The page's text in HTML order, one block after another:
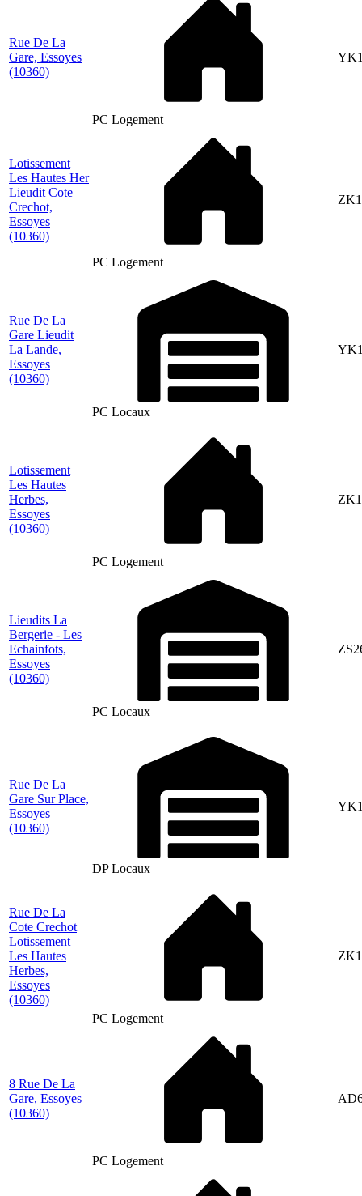
Rue De La
Gare, Essoyes
(10360)
PC Logement
Lotissement
Les Hautes Her
Lieudit Cote
Crechot,
Essoyes
(10360)
PC Logement
Rue De La
Gare Lieudit
La Lande,
Essoyes
(10360)
PC Locaux
Lotissement
Les Hautes
Herbes,
Essoyes
(10360)
PC Logement
Lieudits La
Bergerie - Les
Echainfots,
Essoyes
(10360)
PC Locaux
Rue De La
Gare Sur Place,
Essoyes
(10360)
DP Locaux
Rue De La
Cote Crechot
Lotissement
Les Hautes
Herbes,
Essoyes
(10360)
PC Logement
8 Rue De La
Gare, Essoyes
(10360)
PC Logement